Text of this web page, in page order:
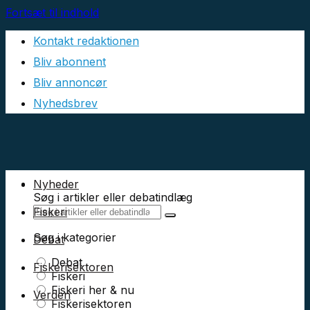
Fortsæt til indhold
Kontakt redaktionen
Bliv abonnent
Bliv annoncør
Nyhedsbrev
Søg i artikler eller debatindlæg
Søg i kategorier
Debat
Fiskeri
Fiskeri her & nu
Fiskerisektoren
Nyheder
Fiskeri
Debat
Fiskerisektoren
Verden